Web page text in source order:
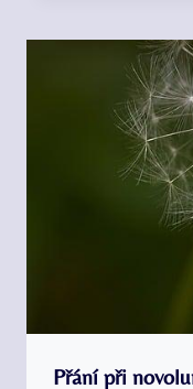
Přání při